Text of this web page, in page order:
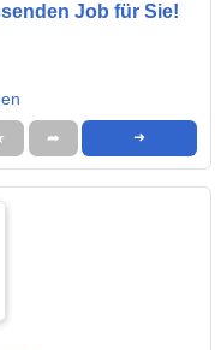
Job für Sie!
➦ ➜